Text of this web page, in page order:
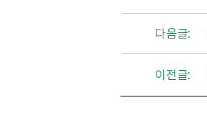
다음글:
이전글: